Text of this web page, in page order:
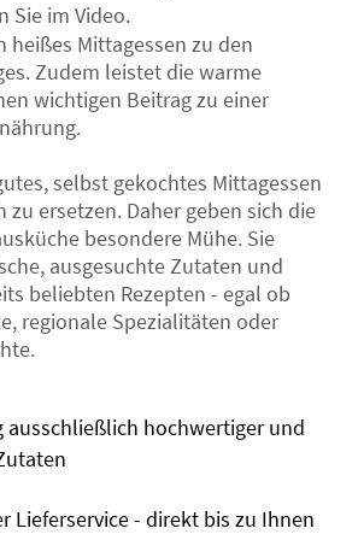
Sie im Video.
heißes Mittagessen zu den
Zudem leistet die warme
wichtigen Beitrag zu einer
selbst gekochtes Mittagessen
zu ersetzen. Daher geben sich die
besondere Mühe. Sie
ausgesuchte Zutaten und
beliebten Rezepten - egal ob
regionale Spezialitäten oder
ausschließlich hochwertiger und
Lieferservice - direkt bis zu Ihnen